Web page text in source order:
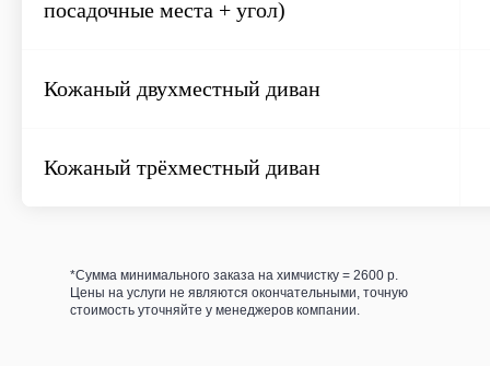
посадочные места + угол)
Кожаный двухместный диван
Кожаный трёхместный диван
*Сумма минимального заказа на химчистку = 2600 р.
Цены на услуги не являются окончательными, точную
стоимость уточняйте у менеджеров компании.